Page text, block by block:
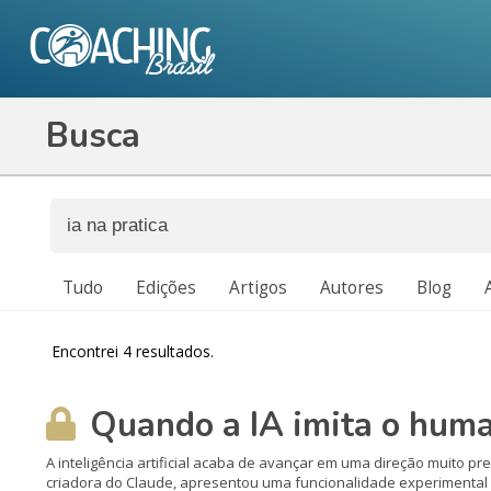
Busca
Tudo Edições Artigos Autores Blog
Encontrei 4 resultados.
Quando a IA imita o
A inteligência artificial acaba de avançar em uma direção muito
criadora do Claude, apresentou uma funcionalidade